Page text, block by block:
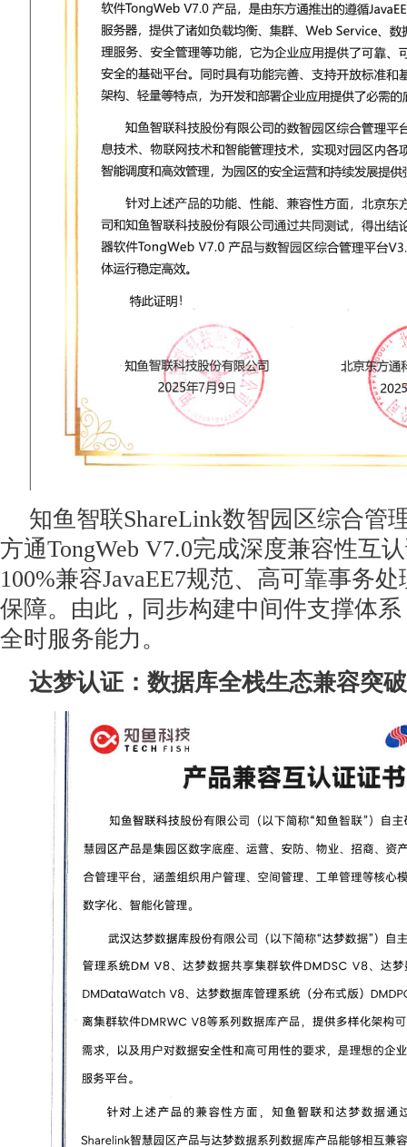
知鱼智联ShareLink数智园区综合管
方通TongWeb V7.0完成深度兼容性互
100%兼容JavaEE7规范、高可靠事务
保障。由此，同步构建中间件支撑体
全时服务能力。
达梦认证：数据库全栈生态兼容突破